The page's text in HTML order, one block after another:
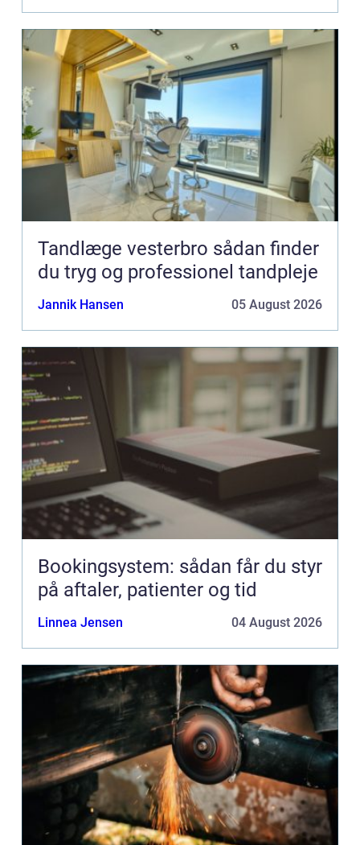
Tandlæge vesterbro sådan finder
du tryg og professionel tandpleje
Jannik Hansen 05 August 2026
Bookingsystem: sådan får du styr
på aftaler, patienter og tid
Linnea Jensen 04 August 2026